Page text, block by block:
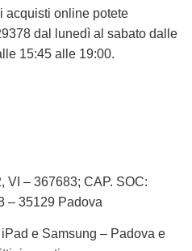
acquisti online potete
dal lunedì al sabato dalle
15:45 alle 19:00.
VI – 367683; CAP. SOC:
– 35129 Padova
e Samsung – Padova e